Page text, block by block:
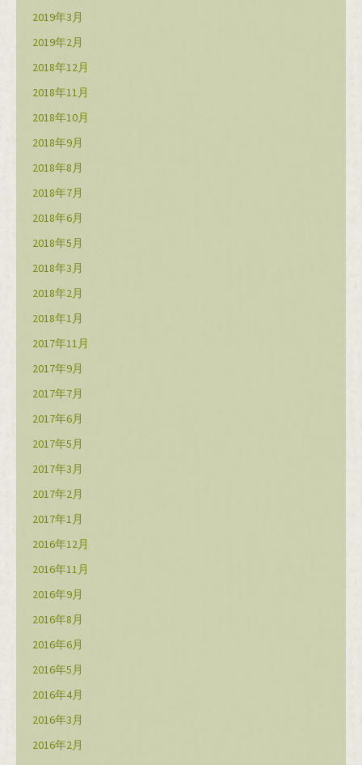
2019年3月
2019年2月
2018年12月
2018年11月
2018年10月
2018年9月
2018年8月
2018年7月
2018年6月
2018年5月
2018年3月
2018年2月
2018年1月
2017年11月
2017年9月
2017年7月
2017年6月
2017年5月
2017年3月
2017年2月
2017年1月
2016年12月
2016年11月
2016年9月
2016年8月
2016年6月
2016年5月
2016年4月
2016年3月
2016年2月